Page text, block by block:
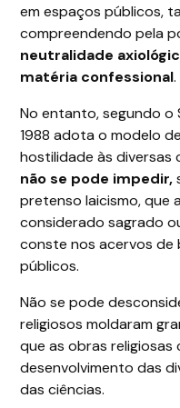
em espaços públicos,
compreendendo pela
neutralidade
matéria confessional.
No entanto, segundo o
1988 adota o modelo
hostilidade às diversas
não se pode impedir,
pretenso laicismo, que
considerado sagrado
conste nos acervos de
públicos.
Não se pode
religiosos moldaram
que as obras
desenvolvimento das
das ciências.